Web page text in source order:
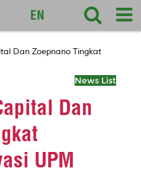
EN
Dan Zoepnano Tingkat
News List
Dan
UPM